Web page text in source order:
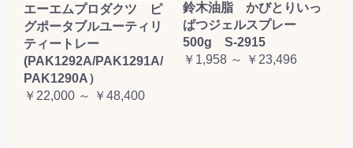
エーエムプロダクツ ピ
グポータブルユーティリ
ティートレー
(PAK1292A/PAK1291A/
PAK1290A）
￥22,000 ～ ￥48,400
鈴木油脂 かびとりいっ
ぱつジェルスプレー
500g S-2915
￥1,958 ～ ￥23,496